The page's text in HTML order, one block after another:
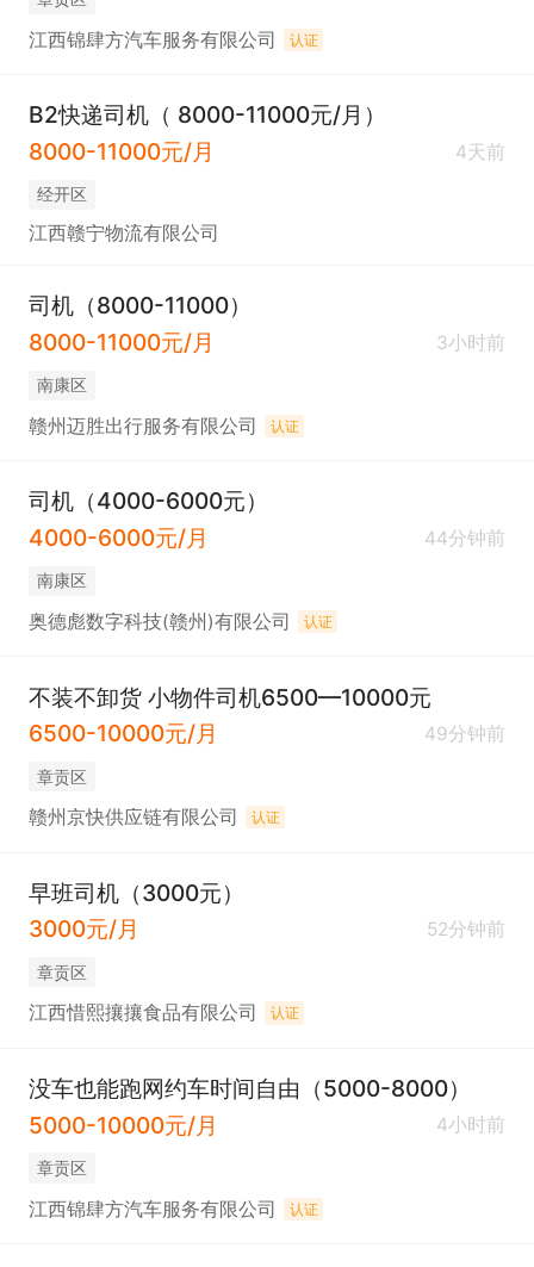
江西锦肆方汽车服务有限公司 认证
B2快递司机（ 8000-11000元/月）
8000-11000元/月
4天前
经开区
江西赣宁物流有限公司
司机（8000-11000）
8000-11000元/月
3小时前
南康区
赣州迈胜出行服务有限公司 认证
司机（4000-6000元）
4000-6000元/月
44分钟前
南康区
奥德彪数字科技(赣州)有限公司 认证
不装不卸货 小物件司机6500—10000元
6500-10000元/月
49分钟前
章贡区
赣州京快供应链有限公司 认证
早班司机（3000元）
3000元/月
52分钟前
章贡区
江西惜熙攘攘食品有限公司 认证
没车也能跑网约车时间自由（5000-8000）
5000-10000元/月
4小时前
章贡区
江西锦肆方汽车服务有限公司 认证